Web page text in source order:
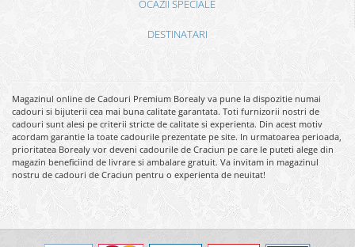
OCAZII SPECIALE
DESTINATARI
Magazinul online de Cadouri Premium Borealy va pune la dispozitie numai
cadouri si bijuterii cea mai buna calitate garantata. Toti furnizorii nostri de
cadouri sunt alesi pe criterii stricte de calitate si experienta. Din acest motiv
acordam garantie la toate cadourile prezentate pe site. In urmatoarea perioada,
prioritatea Borealy vor deveni cadourile de Craciun pe care le puteti alege din
magazin beneficiind de livrare si ambalare gratuit. Va invitam in magazinul
nostru de cadouri de Craciun pentru o experienta de neuitat!